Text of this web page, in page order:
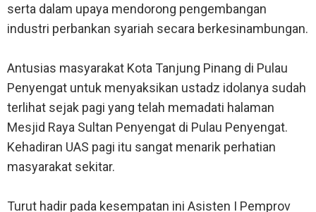
serta dalam upaya mendorong pengembangan
industri perbankan syariah secara berkesinambungan.
Antusias masyarakat Kota Tanjung Pinang di Pulau
Penyengat untuk menyaksikan ustadz idolanya sudah
terlihat sejak pagi yang telah memadati halaman
Mesjid Raya Sultan Penyengat di Pulau Penyengat.
Kehadiran UAS pagi itu sangat menarik perhatian
masyarakat sekitar.
Turut hadir pada kesempatan ini Asisten I Pemprov